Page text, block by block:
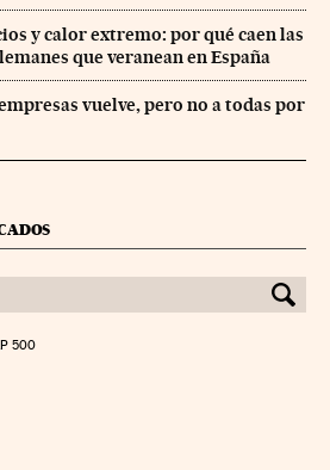
y calor extremo: por qué caen las
que veranean en España
vuelve, pero no a todas por
500